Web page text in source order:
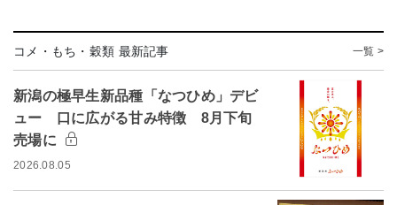
コメ・もち・穀類 最新記事 一覧 >
新潟の極早生新品種「なつひめ」デビ
ュー 口に広がる甘み特徴 8月下旬
売場に
2026.08.05